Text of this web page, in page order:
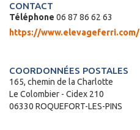
CONTACT
Téléphone 06 87 86 62 63
https://www.elevageferri.com/
COORDONNÉES POSTALES
165, chemin de la Charlotte
Le Colombier - Cidex 210
06330 ROQUEFORT-LES-PINS